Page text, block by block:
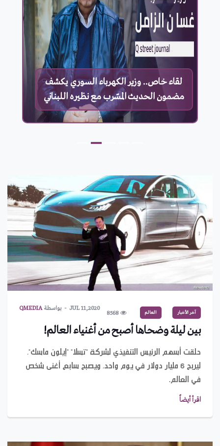
لقاء خاص.. وزير الكهرباء السوري يكشف
مضمون الحديث المسّرب مع نظيره اللبناني
آخر الأخبار العالم 8568
JUL 11,2020 بواسطةQMEDIA
بين ليلة وضحاها أصبح من أغنياء العالم!
حلقت أسهم الرئيس التنفيذي لشركة "تسلا" "إيلون ماسك"،
ليربح 6 مليار دولار في يوم واحد، ويصبح سابع أغنى شخص
في العالم.
اقرأ أيضاً